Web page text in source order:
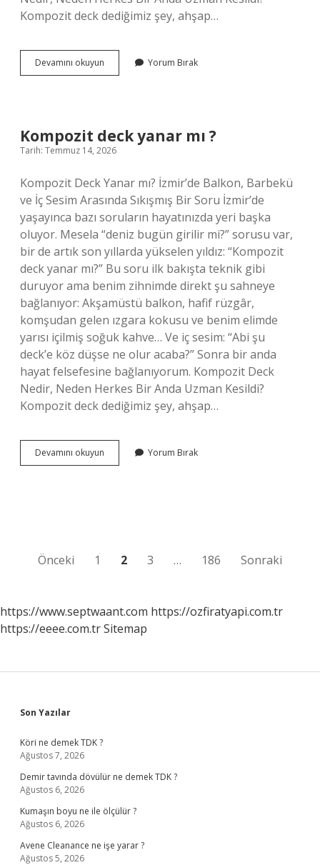
Kompozit deck dediğimiz şey, ahşap…
Devamını okuyun Kompozit
deck
Yorum Bırak
Kompozit deck yanar mı ?
Tarih: Temmuz 14, 2026
Kompozit Deck Yanar mı? İzmir’de Balkon, Barbekü
ve İç Sesim Arasında Sıkışmış Bir Soru İzmir’de
yaşayınca bazı soruların hayatınızda yeri başka
oluyor. Mesela “deniz bugün girilir mi?” sorusu var,
bir de artık son yıllarda yükselen yıldız: “Kompozit
deck yanar mı?” Bu soru ilk bakışta teknik gibi
duruyor ama benim zihnimde direkt şu sahneye
bağlanıyor: Akşamüstü balkon, hafif rüzgâr,
komşudan gelen ızgara kokusu ve benim elimde
yarısı içilmiş soğuk kahve… Ve iç sesim: “Abi şu
deck’e köz düşse ne olur acaba?” Sonra bir anda
hayat felsefesine bağlanıyorum. Kompozit Deck
Nedir, Neden Herkes Bir Anda Uzman Kesildi?
Kompozit deck dediğimiz şey, ahşap…
Devamını okuyun Kompozit
deck
Yorum Bırak
Yazı
Önceki 1 2 3 … 186 Sonraki
https://www.septwaant.com https://ozfiratyapi.com.tr
https://eeee.com.trSitemap
Sidebar
Son Yazılar
Köri ne demek TDK ?
Ağustos 7, 2026
Demir tavında dövülür ne demek TDK ?
Ağustos 6, 2026
Kumaşın boyu ne ile ölçülür ?
Ağustos 6, 2026
Avene Cleanance ne işe yarar ?
Ağustos 5, 2026